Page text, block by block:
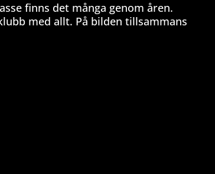
finns det många genom åren.
med allt. På bilden tillsammans